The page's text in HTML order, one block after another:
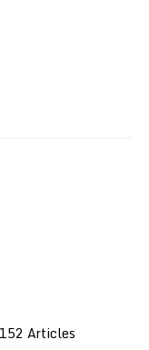
Articles